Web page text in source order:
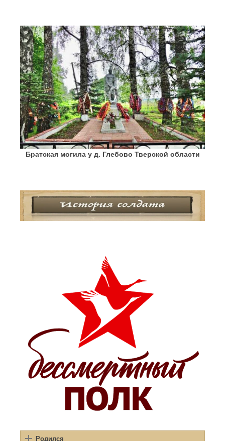
Братская могила у д. Глебово Тверской области
Родился